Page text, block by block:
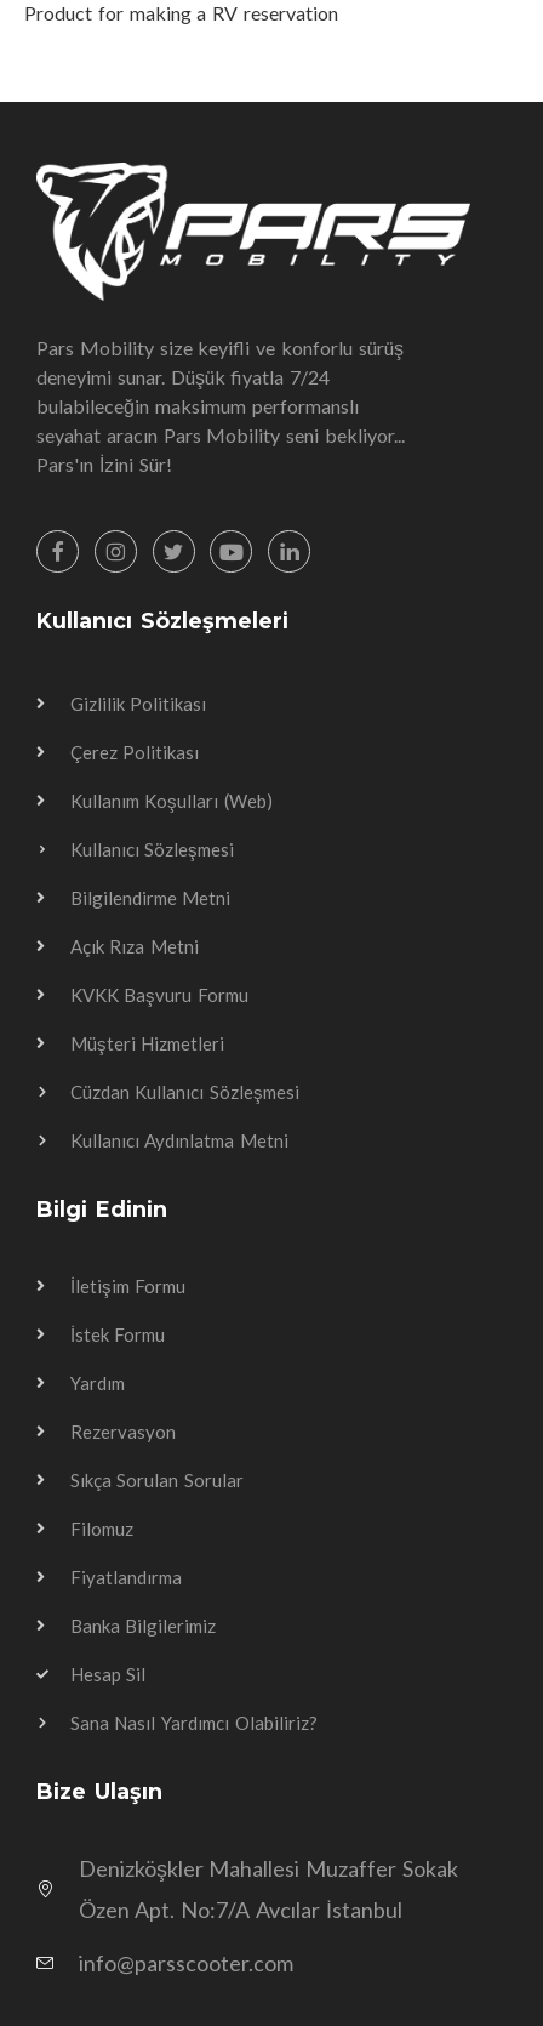
Product for making a RV reservation
Pars Mobility size keyifli ve konforlu sürüş
deneyimi sunar. Düşük fiyatla 7/24
bulabileceğin maksimum performanslı
seyahat aracın Pars Mobility seni bekliyor...
Pars'ın İzini Sür!
Kullanıcı Sözleşmeleri
Gizlilik Politikası
Çerez Politikası
Kullanım Koşulları (Web)
Kullanıcı Sözleşmesi
Bilgilendirme Metni
Açık Rıza Metni
KVKK Başvuru Formu
Müşteri Hizmetleri
Cüzdan Kullanıcı Sözleşmesi
Kullanıcı Aydınlatma Metni
Bilgi Edinin
İletişim Formu
İstek Formu
Yardım
Rezervasyon
Sıkça Sorulan Sorular
Filomuz
Fiyatlandırma
Banka Bilgilerimiz
Hesap Sil
Sana Nasıl Yardımcı Olabiliriz?
Bize Ulaşın
Denizköşkler Mahallesi Muzaffer Sokak
Özen Apt. No:7/A Avcılar İstanbul
info@parsscooter.com